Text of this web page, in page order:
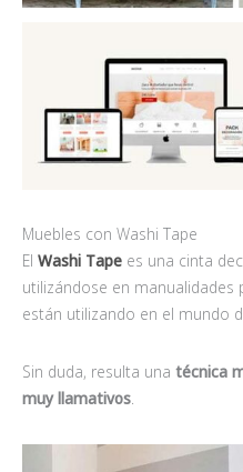
Muebles con Washi Tape
El Washi Tape es una cinta
utilizándose en manualidades
están utilizando en el mundo
Sin duda, resulta una técnica
muy llamativos.